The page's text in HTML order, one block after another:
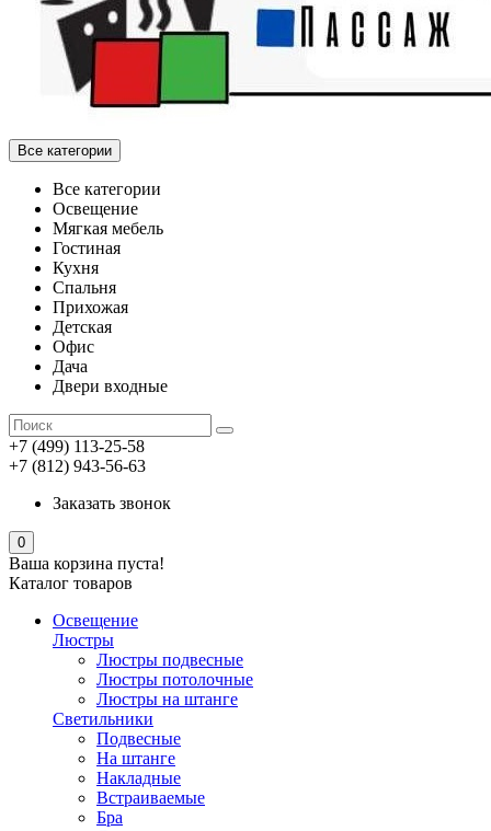
Все категории
Все категории
Освещение
Мягкая мебель
Гостиная
Кухня
Спальня
Прихожая
Детская
Офис
Дача
Двери входные
+7 (499) 113-25-58
+7 (812) 943-56-63
Заказать звонок
0
Ваша корзина пуста!
Каталог товаров
Освещение
Люстры
Люстры подвесные
Люстры потолочные
Люстры на штанге
Светильники
Подвесные
На штанге
Накладные
Встраиваемые
Бра